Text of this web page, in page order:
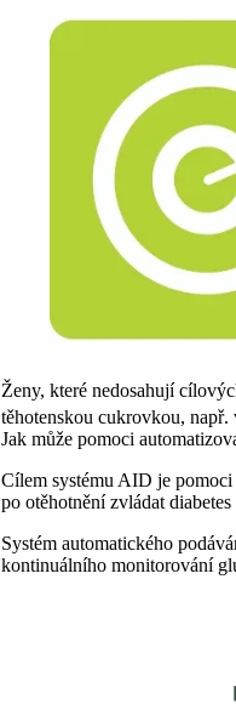
Ženy, které nedosahují
těhotenskou cukrovkou,
Jak může pomoci
Cílem systému AID je
po otěhotnění zvládat
Systém automatického
kontinuálního monitorování